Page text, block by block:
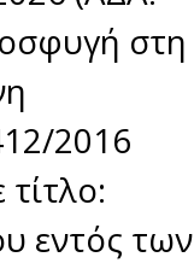
στη
2016
εντός των